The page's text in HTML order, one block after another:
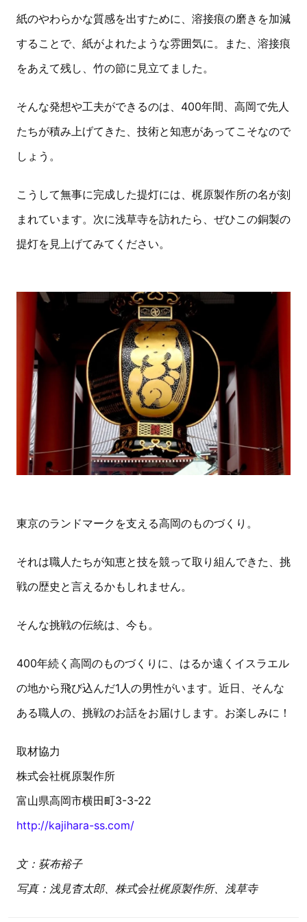
紙のやわらかな質感を出すために、溶接痕の磨きを加減
することで、紙がよれたような雰囲気に。また、溶接痕
をあえて残し、竹の節に見立てました。
そんな発想や工夫ができるのは、400年間、高岡で先人
たちが積み上げてきた、技術と知恵があってこそなので
しょう。
こうして無事に完成した提灯には、梶原製作所の名が刻
まれています。次に浅草寺を訪れたら、ぜひこの銅製の
提灯を見上げてみてください。
東京のランドマークを支える高岡のものづくり。
それは職人たちが知恵と技を競って取り組んできた、挑
戦の歴史と言えるかもしれません。
そんな挑戦の伝統は、今も。
400年続く高岡のものづくりに、はるか遠くイスラエル
の地から飛び込んだ1人の男性がいます。近日、そんな
ある職人の、挑戦のお話をお届けします。お楽しみに！
取材協力
株式会社梶原製作所
富山県高岡市横田町3-3-22
http://kajihara-ss.com/
文：荻布裕子
写真：浅見杳太郎、株式会社梶原製作所、浅草寺